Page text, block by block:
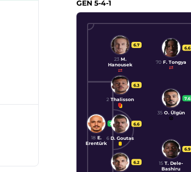
GEN 5-4-1
7.5
18 E.
Erentürk
6.2
6.6
6 D. Goutas
6.3
2 Thalisson
6.7
23 M.
Hanousek
6.9
15 T. Dele-
Bashiru
7.6
35 O. Ülgün
6.6
70 F. Tongya